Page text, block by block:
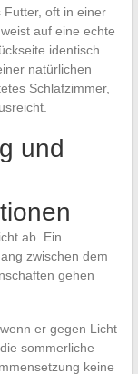
Futter, oft in einer
auf eine echte
identisch
natürlichen
Schlafzimmer,
und
ab. Ein
zwischen dem
gehen
er gegen Licht
sommerliche
keine